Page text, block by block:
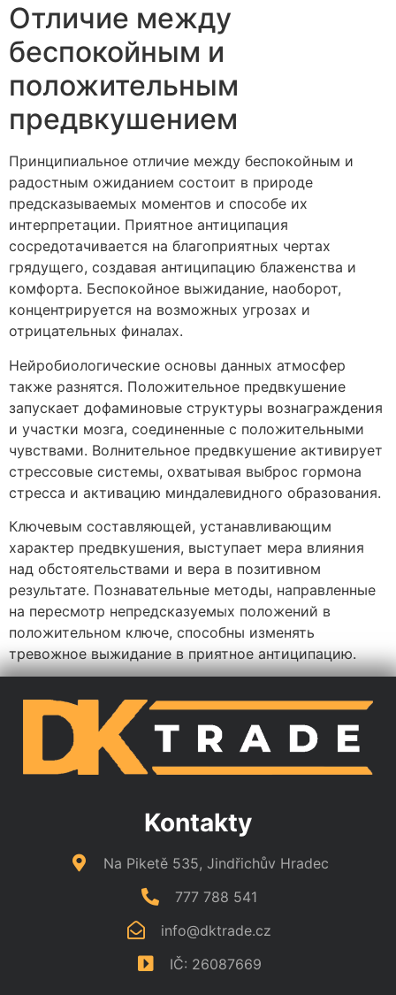
Отличие между
беспокойным и
положительным
предвкушением
Принципиальное отличие между беспокойным и
радостным ожиданием состоит в природе
предсказываемых моментов и способе их
интерпретации. Приятное антиципация
сосредотачивается на благоприятных чертах
грядущего, создавая антиципацию блаженства и
комфорта. Беспокойное выжидание, наоборот,
концентрируется на возможных угрозах и
отрицательных финалах.
Нейробиологические основы данных атмосфер
также разнятся. Положительное предвкушение
запускает дофаминовые структуры вознаграждения
и участки мозга, соединенные с положительными
чувствами. Волнительное предвкушение активирует
стрессовые системы, охватывая выброс гормона
стресса и активацию миндалевидного образования.
Ключевым составляющей, устанавливающим
характер предвкушения, выступает мера влияния
над обстоятельствами и вера в позитивном
результате. Познавательные методы, направленные
на пересмотр непредсказуемых положений в
положительном ключе, способны изменять
тревожное выжидание в приятное антиципацию.
Kontakty
Na Piketě 535, Jindřichův Hradec
777 788 541
info@dktrade.cz
IČ: 26087669